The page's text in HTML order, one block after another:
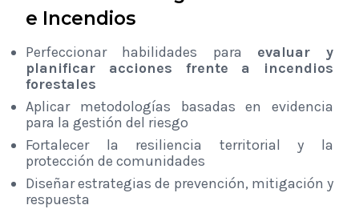
e Incendios
Perfeccionar habilidades para evaluar y
planificar acciones frente a incendios
forestales
Aplicar metodologías basadas en evidencia
para la gestión del riesgo
Fortalecer la resiliencia territorial y la
protección de comunidades
Diseñar estrategias de prevención, mitigación y
respuesta